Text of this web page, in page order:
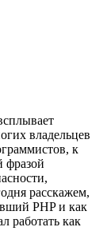
владельцев
к
фразой
расскажем,
PHP и как
работать как